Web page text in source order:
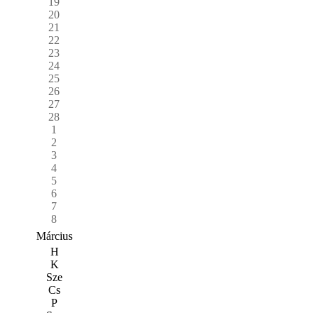
20
21
22
23
24
25
26
27
28
1
2
3
4
5
6
7
8
Március
H
K
Sze
Cs
P